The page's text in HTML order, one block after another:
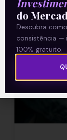
do
Descubra
consistência —
100% gratuito.